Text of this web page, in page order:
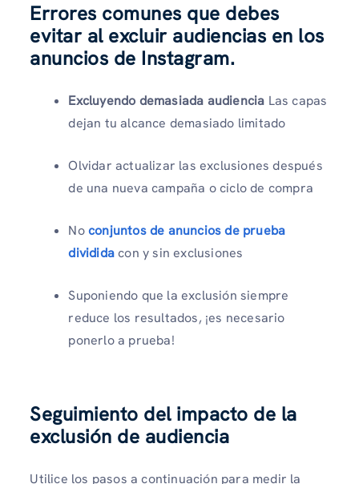
Errores comunes que debes
evitar al excluir audiencias en los
anuncios de Instagram.
Excluyendo demasiada audiencia Las capas
dejan tu alcance demasiado limitado
Olvidar actualizar las exclusiones después
de una nueva campaña o ciclo de compra
Noconjuntos de anuncios de prueba
divididacon y sin exclusiones
Suponiendo que la exclusión siempre
reduce los resultados, ¡es necesario
ponerlo a prueba!
Seguimiento del impacto de la
exclusión de audiencia
Utilice los pasos a continuación para medir la